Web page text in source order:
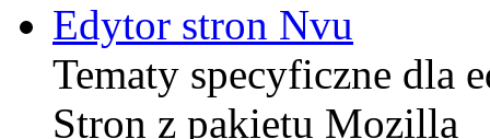
Edytor stron Nvu
Tematy specyficzne dla
Stron z pakietu Mozilla